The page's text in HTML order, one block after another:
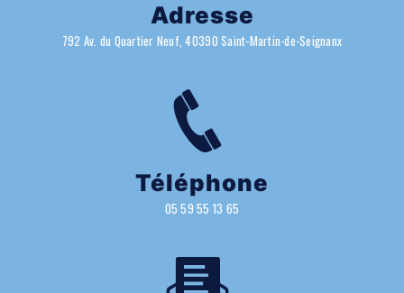
Adresse
792 Av. du Quartier Neuf, 40390 Saint-Martin-de-Seignanx
Téléphone
05 59 55 13 65